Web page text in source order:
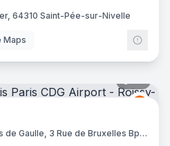
64310 Saint-Pée-sur-Nivelle
Maps
Ibis
Aéroport de Paris-Charles de Gaulle, 3 Rue de Bruxelles Bp 11122, 93290 Roissy-en-France